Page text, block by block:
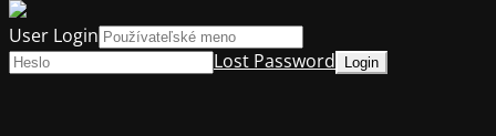
User Login
Lost Password